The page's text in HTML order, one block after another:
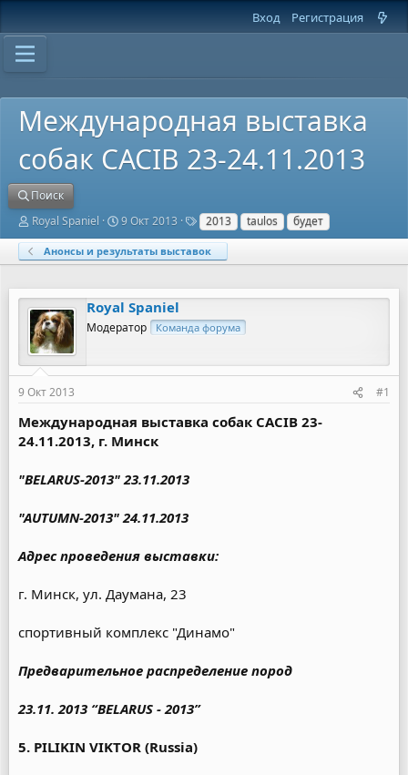
Вход Регистрация
Международная выставка
собак CACIB 23-24.11.2013
Поиск
А
т
о
т
е
м
ы
Royal Spaniel
Д
т
а
а
ч
л
9 Окт 2013
Т
е
г
и
2013 taulos будет
Анонсы и результаты выставок
Royal Spaniel
Модератор Команда форума
9 Окт 2013 #1
Международная выставка собак CACIB 23-
24.11.2013, г. Минск
"BELARUS-2013" 23.11.2013
"AUTUMN-2013" 24.11.2013
Адрес проведения выставки:
г. Минск, ул. Даумана, 23
спортивный комплекс "Динамо"
Предварительное распределение пород
23.11. 2013 “BELARUS - 2013”
5. PILIKIN VIKTOR (Russia)